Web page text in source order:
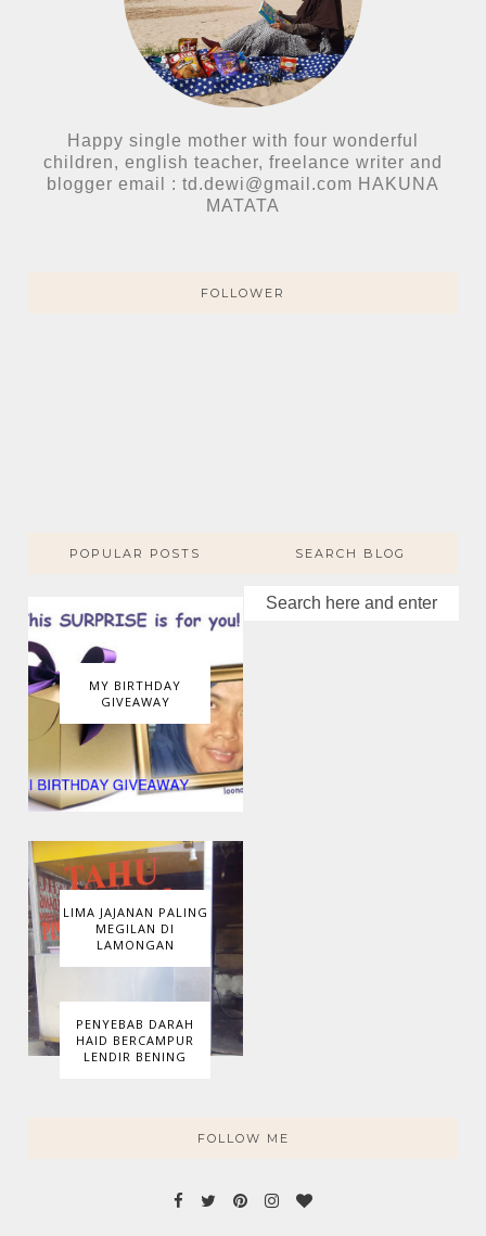
Happy single mother with four wonderful
children, english teacher, freelance writer and
blogger email : td.dewi@gmail.com HAKUNA
MATATA
FOLLOWER
POPULAR POSTS
MY BIRTHDAY
GIVEAWAY
LIMA JAJANAN PALING
MEGILAN DI
LAMONGAN
PENYEBAB DARAH
HAID BERCAMPUR
LENDIR BENING
SEARCH BLOG
FOLLOW ME